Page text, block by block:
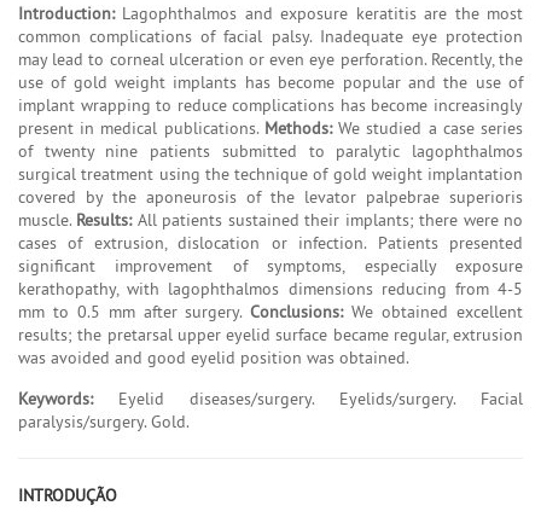
Introduction:Lagophthalmos and exposure keratitis are the most
common complications of facial palsy. Inadequate eye protection
may lead to corneal ulceration or even eye perforation. Recently, the
use of gold weight implants has become popular and the use of
implant wrapping to reduce complications has become increasingly
present in medical publications. Methods:We studied a case series
of twenty nine patients submitted to paralytic lagophthalmos
surgical treatment using the technique of gold weight implantation
covered by the aponeurosis of the levator palpebrae superioris
muscle. Results:All patients sustained their implants; there were no
cases of extrusion, dislocation or infection. Patients presented
significant improvement of symptoms, especially exposure
kerathopathy, with lagophthalmos dimensions reducing from 4-5
mm to 0.5 mm after surgery.Conclusions:We obtained excellent
results; the pretarsal upper eyelid surface became regular, extrusion
was avoided and good eyelid position was obtained.
Keywords:Eyelid diseases/surgery. Eyelids/surgery. Facial
paralysis/surgery. Gold.
INTRODUÇÃO